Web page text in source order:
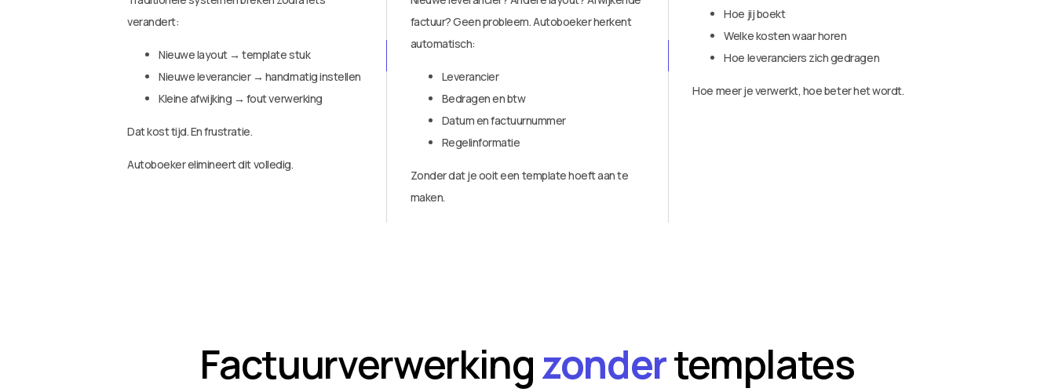
verandert:
Nieuwe layout → template stuk
Nieuwe leverancier → handmatig instellen
Kleine afwijking → fout verwerking
Dat kost tijd. En frustratie.
Autoboeker elimineert dit volledig.
factuur? Geen probleem. Autoboeker herkent
automatisch:
Leverancier
Bedragen en btw
Datum en factuurnummer
Regelinformatie
Zonder dat je ooit een template hoeft aan te
maken.
Hoe jij boekt
Welke kosten waar horen
Hoe leveranciers zich gedragen
Hoe meer je verwerkt, hoe beter het wordt.
Factuurverwerkingzondertemplates